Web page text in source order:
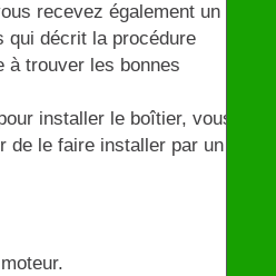
recevez également un
qui décrit la procédure
à trouver les bonnes
installer le boîtier, vous
le faire installer par un de